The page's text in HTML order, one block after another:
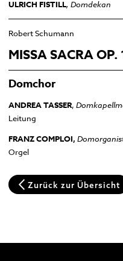
Pfarrkirche
Multilingual Information
Termine
ULRICH FISTILL, Domdekan
Robert Schumann
MISSA SACRA OP.
Domchor
ANDREA TASSER,
Leitung
FRANZ COMPLOI,
Orgel
Zurück zur Übersicht